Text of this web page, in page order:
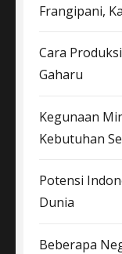
Frangipani,
Cara
Gaharu
Kegunaan
Kebutuhan
Potensi
Dunia
Beberapa